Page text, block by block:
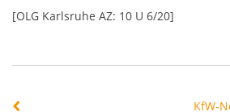
[OLG Karlsruhe AZ: 10 U 6/20]